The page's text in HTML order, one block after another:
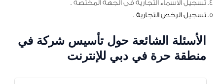
تسجيل الاسماء التجارية فى الجهة المختصة .
تسجيل الرخص التجارية .
الأسئلة الشائعة حول تأسيس شركة في
منطقة حرة في دبي للإنترنت